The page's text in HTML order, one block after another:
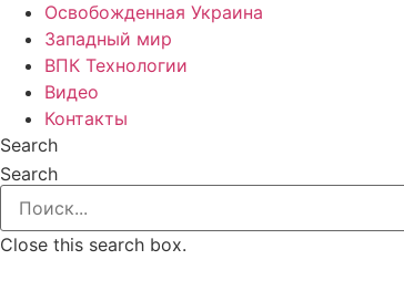
Освобожденная Украина
Западный мир
ВПК Технологии
Видео
Контакты
Search
Search
Close this search box.